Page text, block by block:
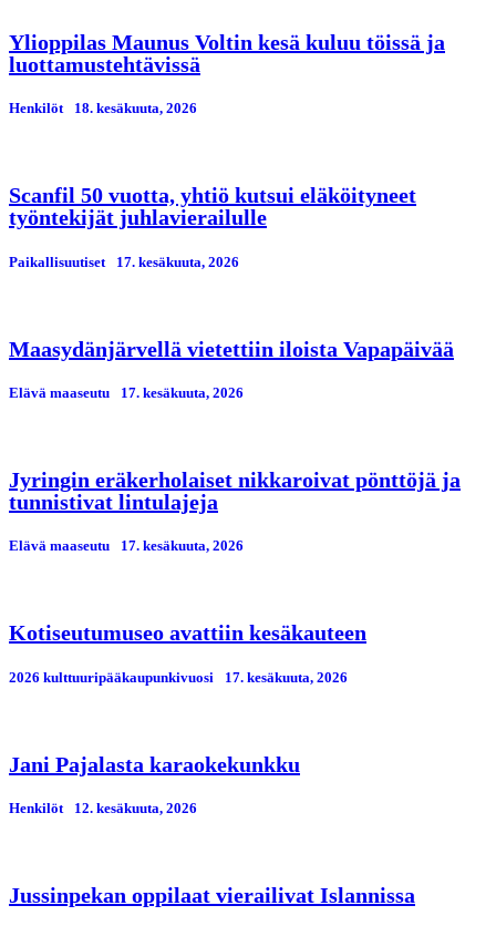
Ylioppilas Maunus Voltin kesä kuluu töissä ja
luottamustehtävissä
Henkilöt 18. kesäkuuta, 2026
Scanfil 50 vuotta, yhtiö kutsui eläköityneet
työntekijät juhlavierailulle
Paikallisuutiset 17. kesäkuuta, 2026
Maasydänjärvellä vietettiin iloista Vapapäivää
Elävä maaseutu 17. kesäkuuta, 2026
Jyringin eräkerholaiset nikkaroivat pönttöjä ja
tunnistivat lintulajeja
Elävä maaseutu 17. kesäkuuta, 2026
Kotiseutumuseo avattiin kesäkauteen
2026 kulttuuripääkaupunkivuosi 17. kesäkuuta, 2026
Jani Pajalasta karaokekunkku
Henkilöt 12. kesäkuuta, 2026
Jussinpekan oppilaat vierailivat Islannissa